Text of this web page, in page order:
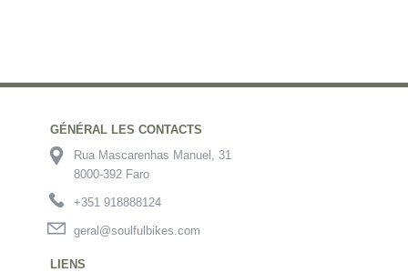
GÉNÉRAL LES CONTACTS
Rua Mascarenhas Manuel, 31
8000-392 Faro
+351 918888124
geral@soulfulbikes.com
LIENS